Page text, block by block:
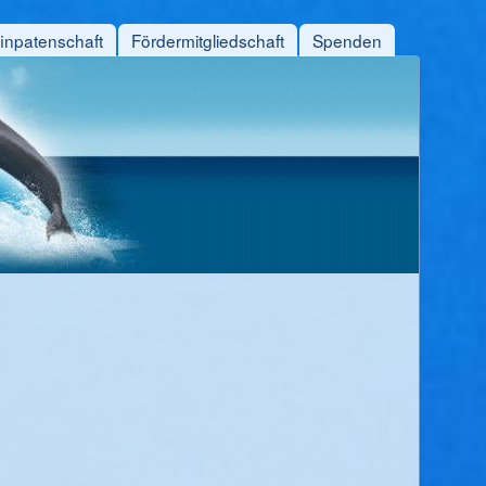
Fördermitgliedschaft Spenden